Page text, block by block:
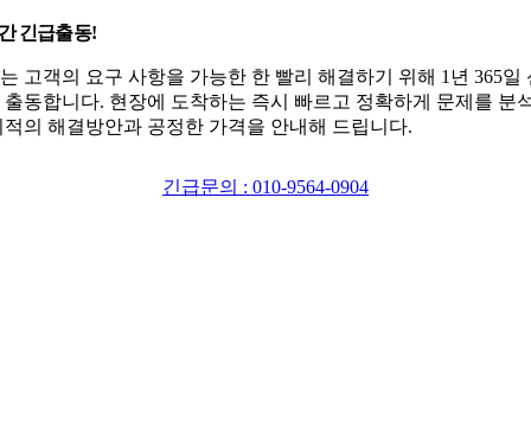
긴급출동!
고객의 요구 사항을 가능한 한 빨리 해결하기 위해 1년 365일
출동합니다. 현장에 도착하는 즉시 빠르고 정확하게 문제를 분
적의 해결방안과 공정한 가격을 안내해 드립니다.
긴급문의 : 010-9564-0904